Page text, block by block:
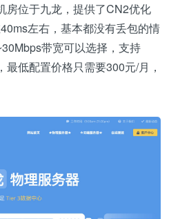
房位于九龙，提供了CN2优化
左右，基本都没有丢包的情
带宽可以选择，支持
低配置价格只需要300元/月，